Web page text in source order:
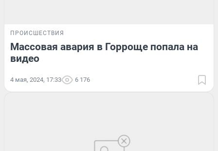
ПРОИСШЕСТВИЯ
Массовая авария в Горроще попала на
видео
4 мая, 2024, 17:33 6 176